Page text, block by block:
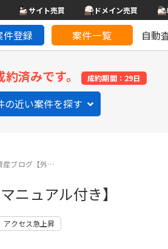
サイト売買 ドメイン売買
件登録 案件一覧 自動
済みです。 成約期間：29日
の近い案件を探す
産ブログ【外…
ニュアル付き】
アクセス急上昇